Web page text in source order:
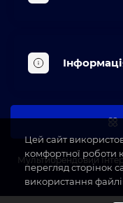
Кліматична техніка
Аксесуари та
Косметичні
Про магазин
Оплата
Блог
Виробники
Акції
Мультибрендовий
Цей сайт
комфортної роботи
перегляд сторінок
використання